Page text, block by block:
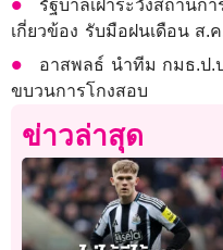
รัฐบาลเฝ้าระวังสถาน
เกี่ยวข้อง รับมือฝนเดือน ส.ค
อาสพลธ์ นำทีม กมธ.ป.
ขบวนการโกงสอบ
ข่าวล่าสุด